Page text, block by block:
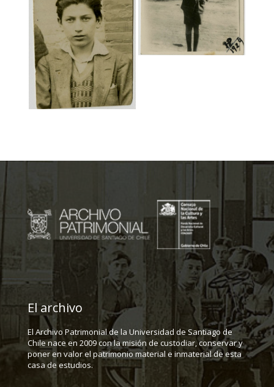
El archivo
El Archivo Patrimonial de la Universidad de Santiago de
Chile nace en 2009 con la misión de custodiar, conservar y
poner en valor el patrimonio material e inmaterial de esta
casa de estudios.